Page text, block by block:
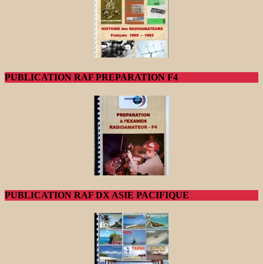
PUBLICATION RAF PREPARATION F4
PUBLICATION RAF DX ASIE PACIFIQUE